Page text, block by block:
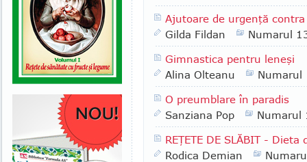
Ajutoare de urgenţă
Gilda Fildan
Numarul
Gimnastica pentru leneşi
Alina Olteanu
Numarul
O preumblare în paradis
Sanziana Pop
Numarul
REŢETE DE SLĂBIT -
Rodica Demian